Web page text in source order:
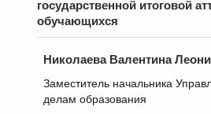
государственной итоговой
обучающихся
Николаева Валентина
Заместитель начальника
делам образования